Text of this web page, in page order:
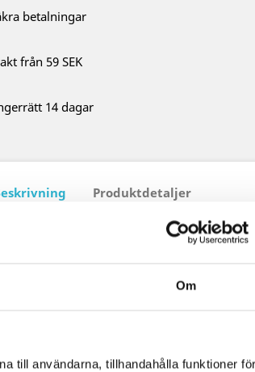
Om
till användarna, tillhandahålla funktioner för
betalningar
från 59 SEK
14 dagar
Produktdetaljer